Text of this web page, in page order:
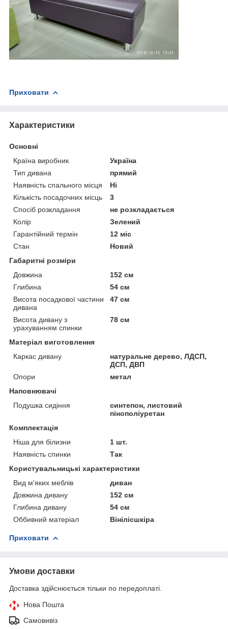
Приховати
Характеристики
Основні
Країна виробник
Україна
Тип дивана
прямий
Наявність спального місця
Ні
Кількість посадочних місць
3
Спосіб розкладання
не розкладається
Колір
Зелений
Гарантійний термін
12 міс
Стан
Новий
Габаритні розміри
Довжина
152 см
Глибина
54 см
Висота посадкової частини
дивана
47 см
Висота дивану з
урахуванням спинки
78 см
Матеріал виготовлення
Каркас дивану
натуральне дерево, ЛДСП,
ДСП, ДВП
Опори
метал
Наповнювачі
Подушка сидіння
синтепон, листовий
пінополіуретан
Комплектація
Ніша для білизни
1 шт.
Наявність спинки
Так
Користувальницькі характеристики
Вид м'яких меблів
диван
Довжина дивану
152 см
Глибина дивану
54 см
Оббивний матеріал
Вінілісшкіра
Приховати
Умови доставки
Доставка здійснюється тільки по передоплаті.
Нова Пошта
Самовивіз